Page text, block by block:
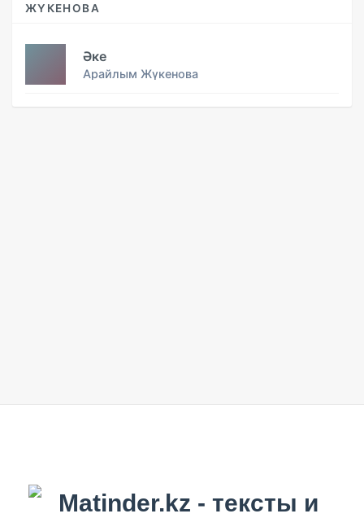
ЖҮКЕНОВА
Әке
Арайлым Жүкенова